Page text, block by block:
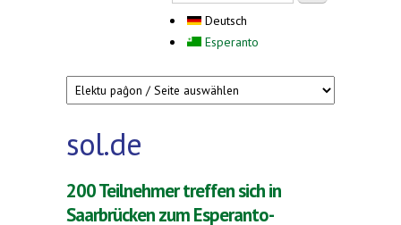
Deutsch
Esperanto
sol.de
200 Teilnehmer treffen sich in
Saarbrücken zum Esperanto-